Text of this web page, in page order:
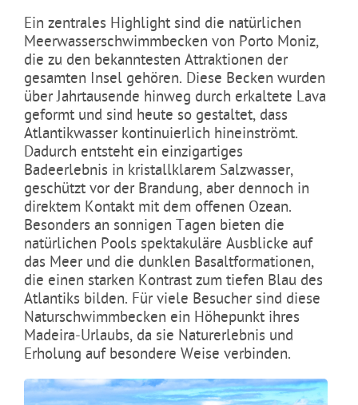
Ein zentrales Highlight sind die natürlichen
Meerwasserschwimmbecken von Porto Moniz,
die zu den bekanntesten Attraktionen der
gesamten Insel gehören. Diese Becken wurden
über Jahrtausende hinweg durch erkaltete Lava
geformt und sind heute so gestaltet, dass
Atlantikwasser kontinuierlich hineinströmt.
Dadurch entsteht ein einzigartiges
Badeerlebnis in kristallklarem Salzwasser,
geschützt vor der Brandung, aber dennoch in
direktem Kontakt mit dem offenen Ozean.
Besonders an sonnigen Tagen bieten die
natürlichen Pools spektakuläre Ausblicke auf
das Meer und die dunklen Basaltformationen,
die einen starken Kontrast zum tiefen Blau des
Atlantiks bilden. Für viele Besucher sind diese
Naturschwimmbecken ein Höhepunkt ihres
Madeira-Urlaubs, da sie Naturerlebnis und
Erholung auf besondere Weise verbinden.